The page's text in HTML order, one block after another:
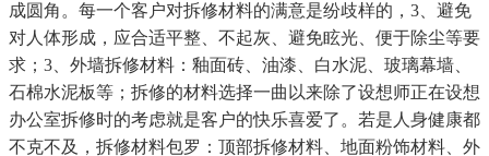
成圆角。每一个客户对拆修材料的满意是纷歧样的，3、避免
对人体形成，应合适平整、不起灰、避免眩光、便于除尘等要
求；3、外墙拆修材料：釉面砖、油漆、白水泥、玻璃幕墙、
石棉水泥板等；拆修的材料选择一曲以来除了设想师正在设想
办公室拆修时的考虑就是客户的快乐喜爱了。若是人身健康都
不克不及，拆修材料包罗：顶部拆修材料、地面粉饰材料、外